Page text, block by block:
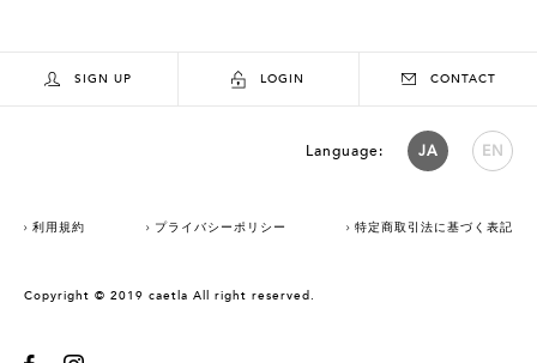
SIGN UP LOGIN CONTACT
Language: JA EN
利用規約 プライバシーポリシー 特定商取引法に基づく表記
Copyright © 2019 caetla All right reserved.